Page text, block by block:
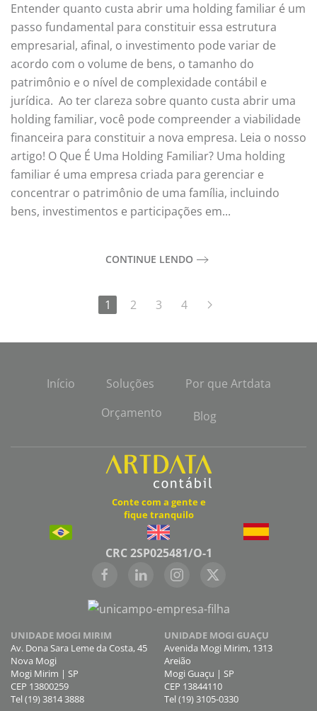
Entender quanto custa abrir uma holding familiar é um
passo fundamental para constituir essa estrutura
empresarial, afinal, o investimento pode variar de
acordo com o volume de bens, o tamanho do
patrimônio e o nível de complexidade contábil e
jurídica. Ao ter clareza sobre quanto custa abrir uma
holding familiar, você pode compreender a viabilidade
financeira para constituir a nova empresa. Leia o nosso
artigo! O Que É Uma Holding Familiar? Uma holding
familiar é uma empresa criada para gerenciar e
concentrar o patrimônio de uma família, incluindo
bens, investimentos e participações em...
CONTINUE LENDO
1 2 3 4
Início Soluções
Por que Artdata
Orçamento
Blog
Conte com a gente e
fique tranquilo
CRC 2SP025481/O-1
UNIDADE MOGI MIRIM
Av. Dona Sara Leme da Costa, 45
Nova Mogi
Mogi Mirim | SP
CEP 13800259
Tel (19) 3814 3888
UNIDADE MOGI GUAÇU
Avenida Mogi Mirim, 1313
Areião
Mogi Guaçu | SP
CEP 13844110
Tel (19) 3105-0330